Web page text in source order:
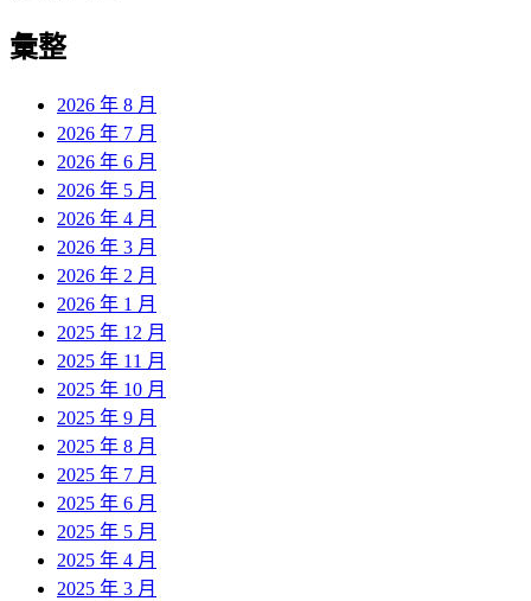
彙整
2026 年 8 月
2026 年 7 月
2026 年 6 月
2026 年 5 月
2026 年 4 月
2026 年 3 月
2026 年 2 月
2026 年 1 月
2025 年 12 月
2025 年 11 月
2025 年 10 月
2025 年 9 月
2025 年 8 月
2025 年 7 月
2025 年 6 月
2025 年 5 月
2025 年 4 月
2025 年 3 月